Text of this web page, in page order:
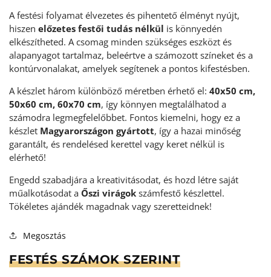
A festési folyamat élvezetes és pihentető élményt nyújt,
hiszen előzetes festői tudás nélkül is könnyedén
elkészítheted. A csomag minden szükséges eszközt és
alapanyagot tartalmaz, beleértve a számozott színeket és a
kontúrvonalakat, amelyek segítenek a pontos kifestésben.
A készlet három különböző méretben érhető el: 40x50 cm,
50x60 cm, 60x70 cm, így könnyen megtalálhatod a
számodra legmegfelelőbbet. Fontos kiemelni, hogy ez a
készlet Magyarországon gyártott, így a hazai minőség
garantált, és rendelésed kerettel vagy keret nélkül is
elérhető!
Engedd szabadjára a kreativitásodat, és hozd létre saját
műalkotásodat a Őszi virágok számfestő készlettel.
Tökéletes ajándék magadnak vagy szeretteidnek!
Megosztás
FESTÉS SZÁMOK SZERINT